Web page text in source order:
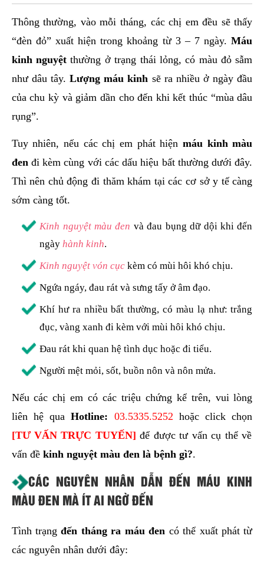
Thông thường, vào mỗi tháng, các chị em đều sẽ thấy
“đèn đỏ” xuất hiện trong khoảng từ 3 – 7 ngày.Máu
kinh nguyệtthường ở trạng thái lỏng, có màu đỏ sẫm
như dâu tây.Lượng máu kinh sẽ ra nhiều ở ngày đầu
của chu kỳ và giảm dần cho đến khi kết thúc “mùa dâu
rụng”.
Tuy nhiên, nếu các chị em phát hiệnmáu kinh màu
đen đi kèm cùng với các dấu hiệu bất thường dưới đây.
Thì nên chủ động đi thăm khám tại các cơ sở y tế càng
sớm càng tốt.
Kinh nguyệt màu đen và đau bụng dữ dội khi đến
ngàyhành kinh.
Kinh nguyệt vón cục kèm có mùi hôi khó chịu.
Ngứa ngáy, đau rát và sưng tấy ở âm đạo.
Khí hư ra nhiều bất thường, có màu lạ như: trắng
đục, vàng xanh đi kèm với mùi hôi khó chịu.
Đau rát khi quan hệ tình dục hoặc đi tiểu.
Người mệt mỏi, sốt, buồn nôn và nôn mửa.
Nếu các chị em có các triệu chứng kể trên, vui lòng
liên hệ quaHotline: 03.5335.5252 hoặc click chọn
[TƯ VẤN TRỰC TUYẾN] để được tư vấn cụ thể về
vấn đề kinh nguyệt màu đen là bệnh gì?.
CÁC NGUYÊN NHÂN DẪN ĐẾN MÁU KINH
MÀU ĐEN MÀ ÍT AI NGỜ ĐẾN
Tình trạngđến tháng ra máu đen có thể xuất phát từ
các nguyên nhân dưới đây: